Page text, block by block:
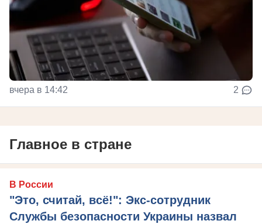
вчера в 14:42 2
Главное в стране
В России
"Это, считай, всё!": Экс-сотрудник
Службы безопасности Украины назвал